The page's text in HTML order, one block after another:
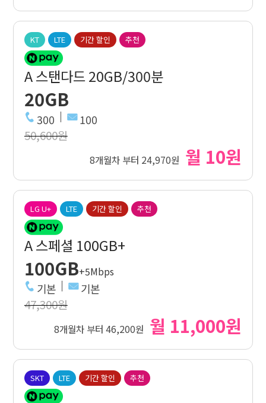
KT LTE 기간 할인 추천
A 스탠다드 20GB/300분
20GB
300 100
50,600원
8개월차 부터 24,970원 월 10원
LG U+ LTE 기간 할인 추천
A 스페셜 100GB+
100GB+5Mbps
기본 기본
47,300원
8개월차 부터 46,200원 월 11,000원
SKT LTE 기간 할인 추천